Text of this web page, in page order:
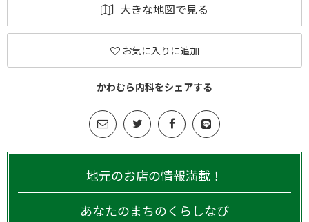
大きな地図で見る
お気に入りに追加
かわむら内科をシェアする
地元のお店の情報満載！
あなたのまちのくらしなび